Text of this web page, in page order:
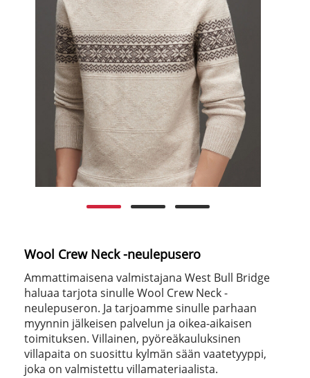
Wool Crew Neck -neulepusero
Ammattimaisena valmistajana West Bull Bridge
haluaa tarjota sinulle Wool Crew Neck -
neulepuseron. Ja tarjoamme sinulle parhaan
myynnin jälkeisen palvelun ja oikea-aikaisen
toimituksen. Villainen, pyöreäkauluksinen
villapaita on suosittu kylmän sään vaatetyyppi,
joka on valmistettu villamateriaalista.